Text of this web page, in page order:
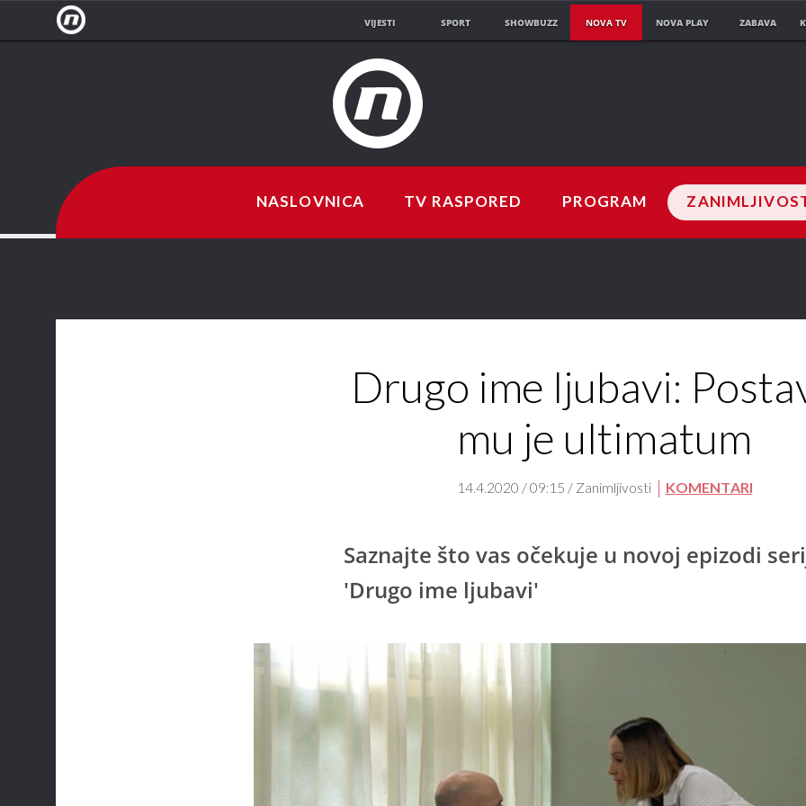
VIJESTI SPORT SHOWBUZZ NOVA TV NOVA PLAY ZABAVA
NASLOVNICA TV RASPORED PROGRAM
Drugo ime ljubavi:
mu je ultimatum
14.4.2020 / 09:15 / Zanimljivosti KOMENTARI
Saznajte što vas očekuje u novoj epizodi
'Drugo ime ljubavi'